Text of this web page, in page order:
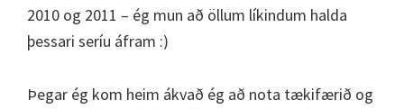
2010 og 2011 – ég mun að öllum líkindum halda
þessari seríu áfram :)
Þegar ég kom heim ákvað ég að nota tækifærið og